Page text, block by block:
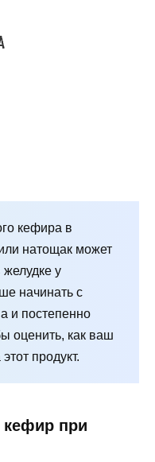
кефира в
натощак может
у
начинать с
и постепенно
оценить, как ваш
продукт.
при